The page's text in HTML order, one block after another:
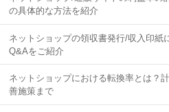
の具体的な方法を紹介
ネットショップの領収書発行/収入印紙
Q&Aをご紹介
ネットショップにおける転換率とは？
善施策まで